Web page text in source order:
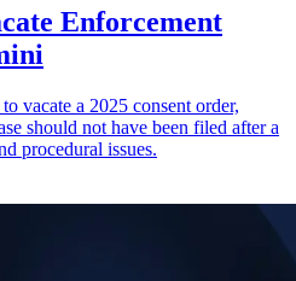
Enforcement
vacate a 2025 consent order,
should not have been filed after a
procedural issues.